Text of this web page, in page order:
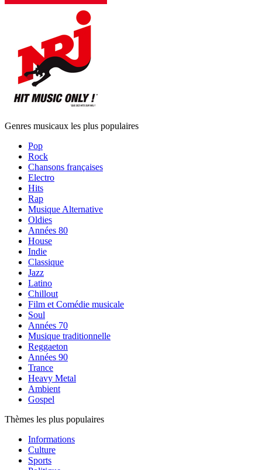
Genres musicaux les plus populaires
Pop
Rock
Chansons françaises
Electro
Hits
Rap
Musique Alternative
Oldies
Années 80
House
Indie
Classique
Jazz
Latino
Chillout
Film et Comédie musicale
Soul
Années 70
Musique traditionnelle
Reggaeton
Années 90
Trance
Heavy Metal
Ambient
Gospel
Thèmes les plus populaires
Informations
Culture
Sports